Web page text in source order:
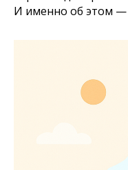
И именно об этом